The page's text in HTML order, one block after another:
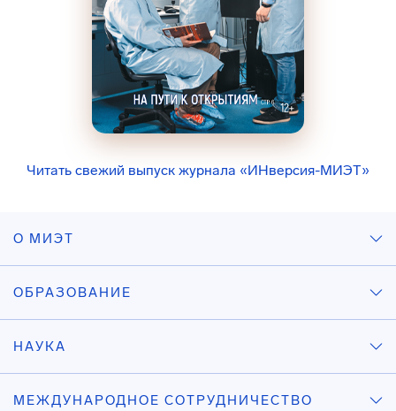
Читать свежий выпуск журнала «ИНверсия-МИЭТ»
О МИЭТ
ОБРАЗОВАНИЕ
НАУКА
МЕЖДУНАРОДНОЕ СОТРУДНИЧЕСТВО